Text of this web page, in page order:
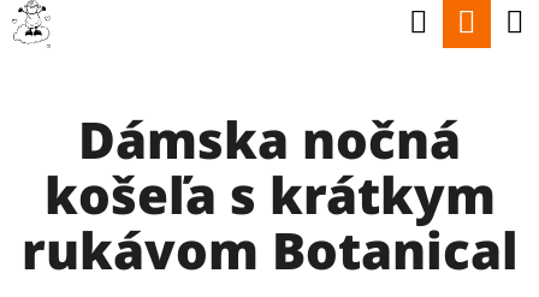
Prejsť
Hľadať
Dámska nočná
košeľa s krátkym
rukávom Botanical
K
O
P
O